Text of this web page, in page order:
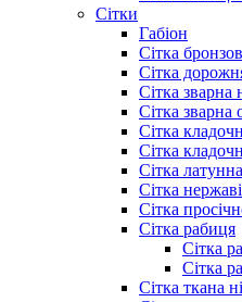
Сітки
Габіон
Сітка
Сітка
Сітка зварна
Сітка зварна
Сітка
Сітка
Сітка
Сітка
Сітка
Сітка рабиця
Сітка
Сітка
Сітка ткана